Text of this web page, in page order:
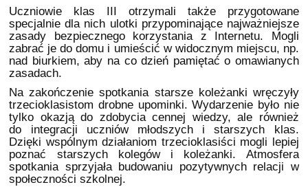
Uczniowie klas III otrzymali także przygotowane
specjalnie dla nich ulotki przypominające najważniejsze
zasady bezpiecznego korzystania z Internetu. Mogli
zabrać je do domu i umieścić w widocznym miejscu, np.
nad biurkiem, aby na co dzień pamiętać o omawianych
zasadach.
Na zakończenie spotkania starsze koleżanki wręczyły
trzecioklasistom drobne upominki. Wydarzenie było nie
tylko okazją do zdobycia cennej wiedzy, ale również
do integracji uczniów młodszych i starszych klas.
Dzięki wspólnym działaniom trzecioklasiści mogli lepiej
poznać starszych kolegów i koleżanki. Atmosfera
spotkania sprzyjała budowaniu pozytywnych relacji w
społeczności szkolnej.